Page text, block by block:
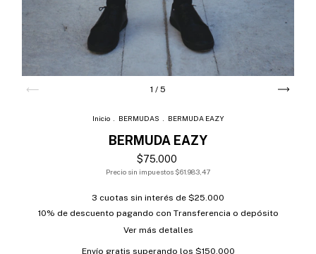
1 / 5
Inicio BERMUDAS BERMUDA EAZY
BERMUDA EAZY
$75.000
Precio sin impuestos $61.983,47
3 cuotas sin interés de $25.000
10% de descuento pagando con Transferencia o depósito
Ver más detalles
Envío gratis superando los $150.000